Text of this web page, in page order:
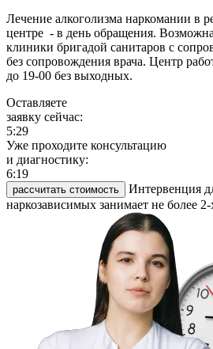
Лечение алкоголизма наркомании в
центре - в день обращения.
клиники бригадой санитаров с
без сопровождения врача. Центр
до 19-00 без выходных.
Оставляете
заявку сейчас:
5:29
Уже проходите консультацию
и диагностику:
6:19
рассчитать стоимость
Интервенция
наркозависимых занимает не более 2-